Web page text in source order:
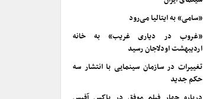
«سامی» به ایتالیا می‌رود
«غروب در دیاری غریب» به خانه
اردیبهشت اودلاجان رسید
تغییرات در سازمان سینمایی با انتشار سه
حکم جدید